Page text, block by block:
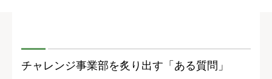
チャレンジ事業部を炙り出す「ある質問」